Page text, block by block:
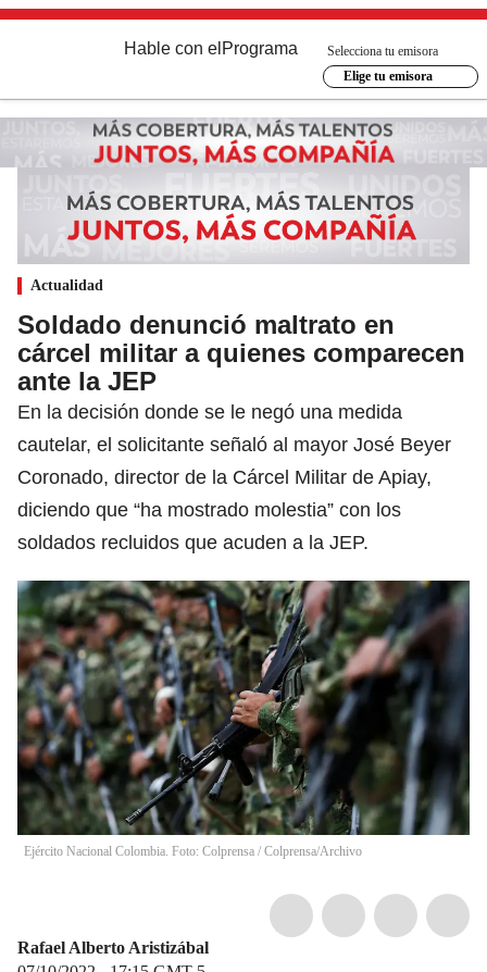
Hable con el Programa
Selecciona tu emisora
Elige tu emisora
Actualidad
Soldado denunció maltrato en
cárcel militar a quienes comparecen
ante la JEP
En la decisión donde se le negó una medida
cautelar, el solicitante señaló al mayor José Beyer
Coronado, director de la Cárcel Militar de Apiay,
diciendo que “ha mostrado molestia” con los
soldados recluidos que acuden a la JEP.
Ejército Nacional Colombia. Foto: Colprensa / Colprensa/Archivo
Rafael Alberto Aristizábal